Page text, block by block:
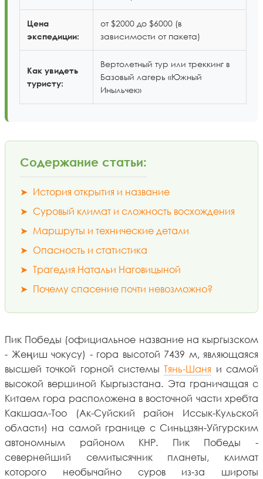
Цена
экспедиции:
от $2000 до $6000 (в
зависимости от пакета)
Как увидеть
туристу:
Вертолетный тур или треккинг в
Базовый лагерь «Южный
Иныльчек»
Содержание статьи:
➤ История открытия и название
➤ Суровый климат и сложность восхождения
➤ Маршруты и технические детали
➤ Опасность и статистика
➤ Трагедия Натальи Наговицыной
➤ Почему спасение почти невозможно?
Пик Победы (официальное название на кыргызском
- Жеңиш чокусу) - гора высотой 7439 м, являющаяся
высшей точкой горной системыТянь-Шаня и самой
высокой вершиной Кыргызстана. Эта граничащая с
Китаем гора расположена в восточной части хребта
Какшаал-Тоо (Ак-Суйский район Иссык-Кульской
области) на самой границе с Синьцзян-Уйгурским
автономным районом КНР. Пик Победы -
севернейший семитысячник планеты, климат
которого необычайно суров из-за широты